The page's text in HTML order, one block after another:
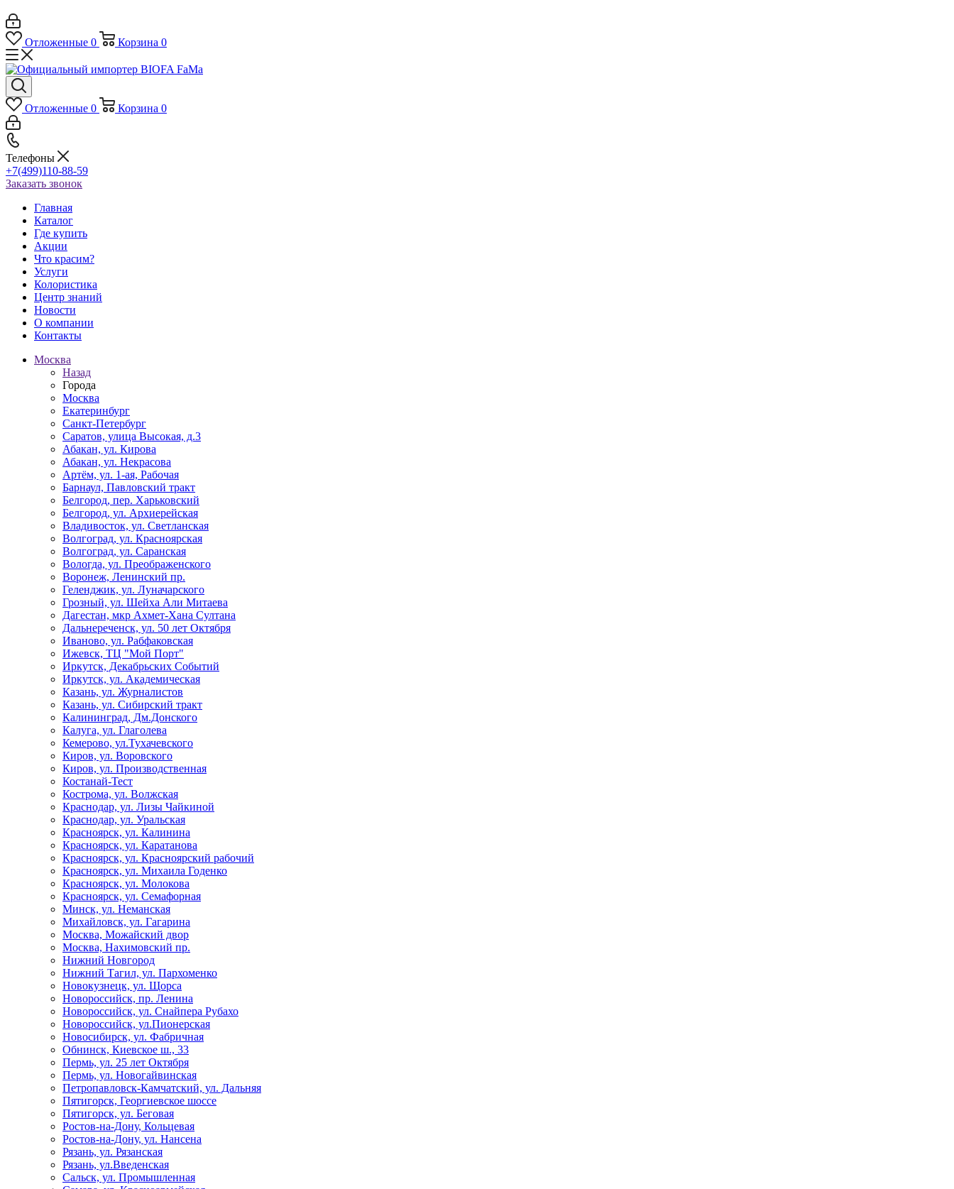
Отложенные 0 Корзина 0
Отложенные 0 Корзина 0
Телефоны
+7(499)110-88-59
Заказать звонок
Главная
Каталог
Где купить
Акции
Что красим?
Услуги
Колористика
Центр знаний
Новости
О компании
Контакты
Москва
Назад
Города
Москва
Екатеринбург
Санкт-Петербург
Саратов, улица Высокая, д.3
Абакан, ул. Кирова
Абакан, ул. Некрасова
Артём, ул. 1-ая, Рабочая
Барнаул, Павловский тракт
Белгород, пер. Харьковский
Белгород, ул. Архиерейская
Владивосток, ул. Светланская
Волгоград, ул. Красноярская
Волгоград, ул. Саранская
Вологда, ул. Преображенского
Воронеж, Ленинский пр.
Геленджик, ул. Луначарского
Грозный, ул. Шейха Али Митаева
Дагестан, мкр Ахмет-Хана Султана
Дальнереченск, ул. 50 лет Октября
Иваново, ул. Рабфаковская
Ижевск, ТЦ "Мой Порт"
Иркутск, Декабрьских Событий
Иркутск, ул. Академическая
Казань, ул. Журналистов
Казань, ул. Сибирский тракт
Калининград, Дм.Донского
Калуга, ул. Глаголева
Кемерово, ул.Тухачевского
Киров, ул. Воровского
Киров, ул. Производственная
Костанай-Тест
Кострома, ул. Волжская
Краснодар, ул. Лизы Чайкиной
Краснодар, ул. Уральская
Красноярск, ул. Калинина
Красноярск, ул. Каратанова
Красноярск, ул. Красноярский рабочий
Красноярск, ул. Михаила Годенко
Красноярск, ул. Молокова
Красноярск, ул. Семафорная
Минск, ул. Неманская
Михайловск, ул. Гагарина
Москва, Можайский двор
Москва, Нахимовский пр.
Нижний Новгород
Нижний Тагил, ул. Пархоменко
Новокузнецк, ул. Щорса
Новороссийск, пр. Ленина
Новороссийск, ул. Снайпера Рубахо
Новороссийск, ул.Пионерская
Новосибирск, ул. Фабричная
Обнинск, Киевское ш., 33
Пермь, ул. 25 лет Октября
Пермь, ул. Новогайвинская
Петропавловск-Камчатский, ул. Дальняя
Пятигорск, Георгиевское шоссе
Пятигорск, ул. Беговая
Ростов-на-Дону, Кольцевая
Ростов-на-Дону, ул. Нансена
Рязань, ул. Рязанская
Рязань, ул.Введенская
Сальск, ул. Промышленная